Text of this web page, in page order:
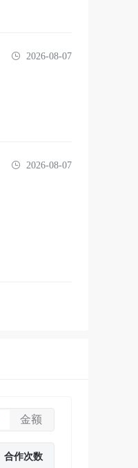
2026-08-07
2026-08-07
金额
合作次数